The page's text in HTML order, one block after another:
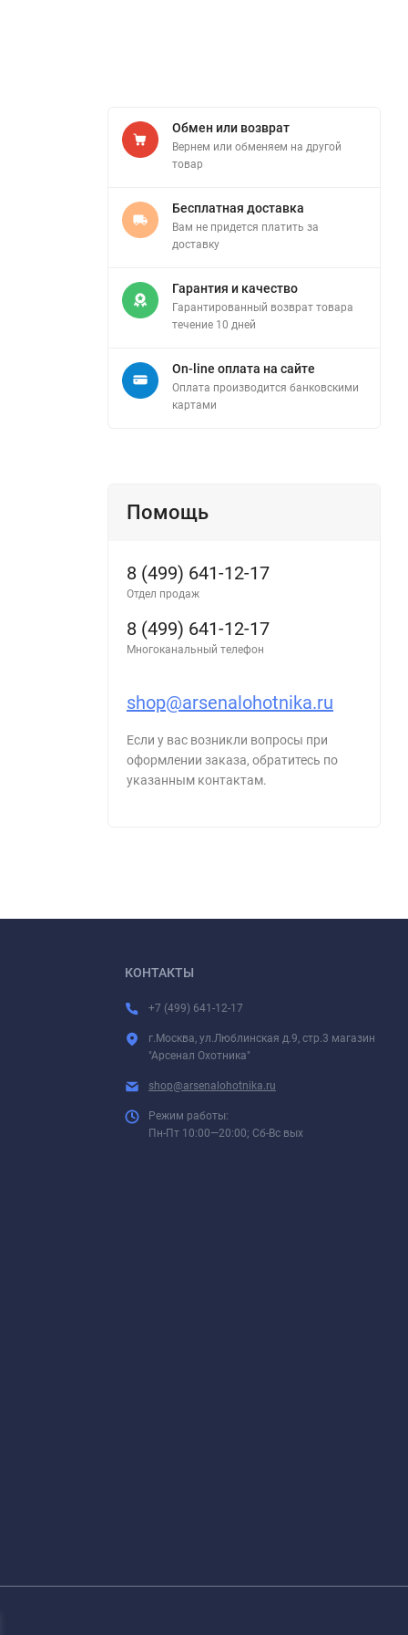
Обмен или возврат
Вернем или обменяем на другой
товар
Бесплатная доставка
Вам не придется платить за
доставку
Гарантия и качество
Гарантированный возврат товара
течение 10 дней
On-line оплата на сайте
Оплата производится банковскими
картами
Помощь
8 (499) 641-12-17
Отдел продаж
8 (499) 641-12-17
Многоканальный телефон
shop@arsenalohotnika.ru
Если у вас возникли вопросы при
оформлении заказа, обратитесь по
указанным контактам.
КОНТАКТЫ
+7 (499) 641-12-17
г.Москва, ул.Люблинская д.9, стр.3 магазин
"Арсенал Охотника"
shop@arsenalohotnika.ru
Режим работы:
Пн-Пт 10:00—20:00; Сб-Вс вых